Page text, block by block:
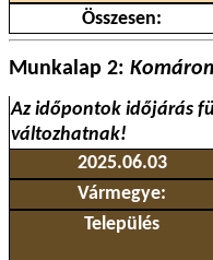
Összesen:
Munkalap 2:
Az időpontok időjárás
változhatnak!
2025.06.03
Vármegye:
Település